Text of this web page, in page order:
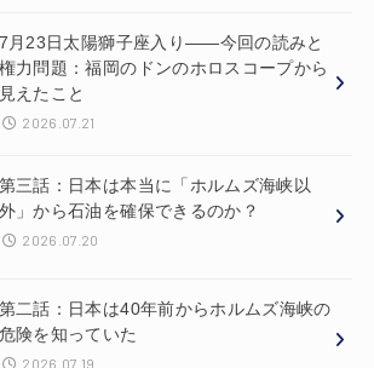
7月23日太陽獅子座入り——今回の読みと
権力問題：福岡のドンのホロスコープから
見えたこと
2026.07.21
第三話：日本は本当に「ホルムズ海峡以
外」から石油を確保できるのか？
2026.07.20
第二話：日本は40年前からホルムズ海峡の
危険を知っていた
2026.07.19